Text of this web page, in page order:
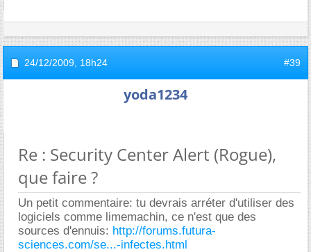
24/12/2009, 18h24 #39
yoda1234
Re : Security Center Alert (Rogue),
que faire ?
Un petit commentaire: tu devrais arréter d'utiliser des
logiciels comme limemachin, ce n'est que des
sources d'ennuis: http://forums.futura-
sciences.com/se...-infectes.html